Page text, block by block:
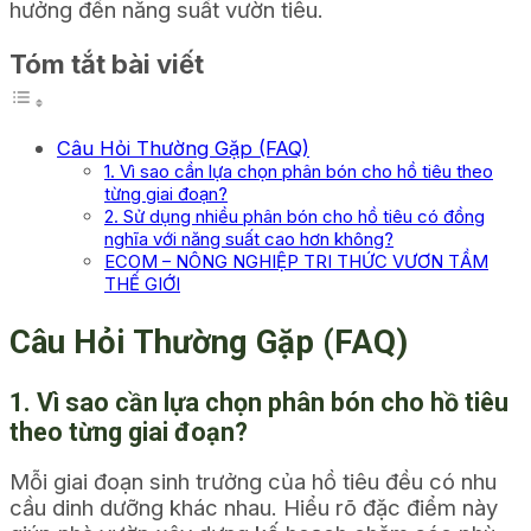
hưởng đến năng suất vườn tiêu.
Tóm tắt bài viết
Câu Hỏi Thường Gặp (FAQ)
1. Vì sao cần lựa chọn phân bón cho hồ tiêu theo
từng giai đoạn?
2. Sử dụng nhiều phân bón cho hồ tiêu có đồng
nghĩa với năng suất cao hơn không?
ECOM – NÔNG NGHIỆP TRI THỨC VƯƠN TẦM
THẾ GIỚI
Câu Hỏi Thường Gặp (FAQ)
1. Vì sao cần lựa chọn phân bón cho hồ tiêu
theo từng giai đoạn?
Mỗi giai đoạn sinh trưởng của hồ tiêu đều có nhu
cầu dinh dưỡng khác nhau. Hiểu rõ đặc điểm này